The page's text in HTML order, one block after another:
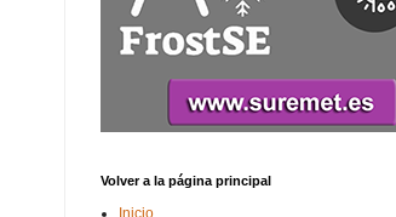
Volver a la página principal
Inicio